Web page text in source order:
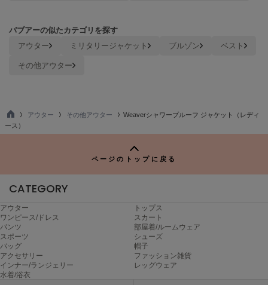
MOIGE
NEW Balance
NIKE
ナイキ
NOWNS
ナウンス
null.
ヌル
バブアーの似たカテゴリを探す
アウター ミリタリージャケット ブルゾン
ベスト
その他アウター
TO
P
アウター その他アウター
Weaverシャワープルーフ ジャケット（レディ
ース）
ページのトップに戻る
CATEGORY
アウター
トップス
ワンピース/ドレス
スカート
パンツ
部屋着/ルームウェア
スポーツ
シューズ
バッグ
帽子
アクセサリー
ファッション雑貨
インナー/ランジェリー
レッグウェア
水着/浴衣